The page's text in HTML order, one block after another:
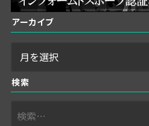
アーカイブ
検索